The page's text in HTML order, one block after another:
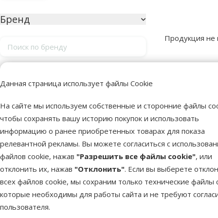
Данная страница использует файлы Cookie
На сайте мы используем собственные и сторонние файлы
чтобы сохранять вашу историю покупок и использовать
информацию о ранее приобретенных товарах для показа
релевантной рекламы. Вы можете согласиться с
файлов cookie, нажав "Разрешить все файлы cookie", или
отклонить их, нажав "Отклонить". Если вы выберете
всех файлов cookie, мы сохраним только технические файлы
которые необходимы для работы сайта и не требуют
пользователя.
Бренд
Поиск по бренду
Оценка
Оценка 100%
0
Оценка 80%
0
Продукты в
Продукция не